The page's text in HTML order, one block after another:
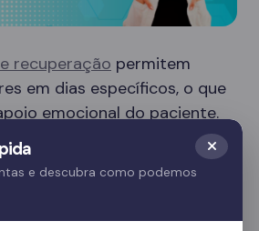
recuperação permitem
em dias específicos, o que
emocional do paciente.
no processo de
o vínculo familiar.
e descubra como podemos